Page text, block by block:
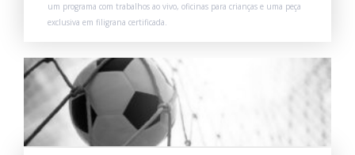
um programa com trabalhos ao vivo, oficinas para crianças e uma peça
exclusiva em filigrana certificada.